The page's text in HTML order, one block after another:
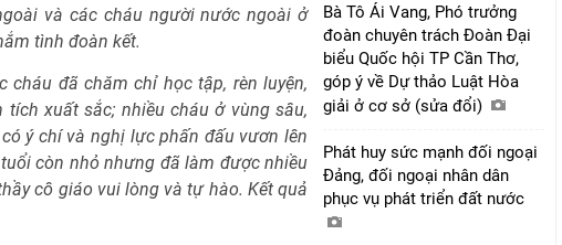
và các cháu người nước ngoài ở
tình đoàn kết.
đã chăm chỉ học tập, rèn luyện,
xuất sắc; nhiều cháu ở vùng sâu,
ý chí và nghị lực phấn đấu vươn lên
còn nhỏ nhưng đã làm được nhiều
cô giáo vui lòng và tự hào. Kết quả
Bà Tô Ái Vang, Phó trưởng
đoàn chuyên trách Đoàn Đại
biểu Quốc hội TP Cần Thơ,
góp ý về Dự thảo Luật Hòa
giải ở cơ sở (sửa đổi)
Phát huy sức mạnh đối ngoại
Đảng, đối ngoại nhân dân
phục vụ phát triển đất nước